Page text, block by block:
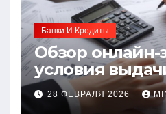
Банки И Кредиты
Обзор онлайн-
условия
процентные
требования к
28 ФЕВРАЛЯ 2026